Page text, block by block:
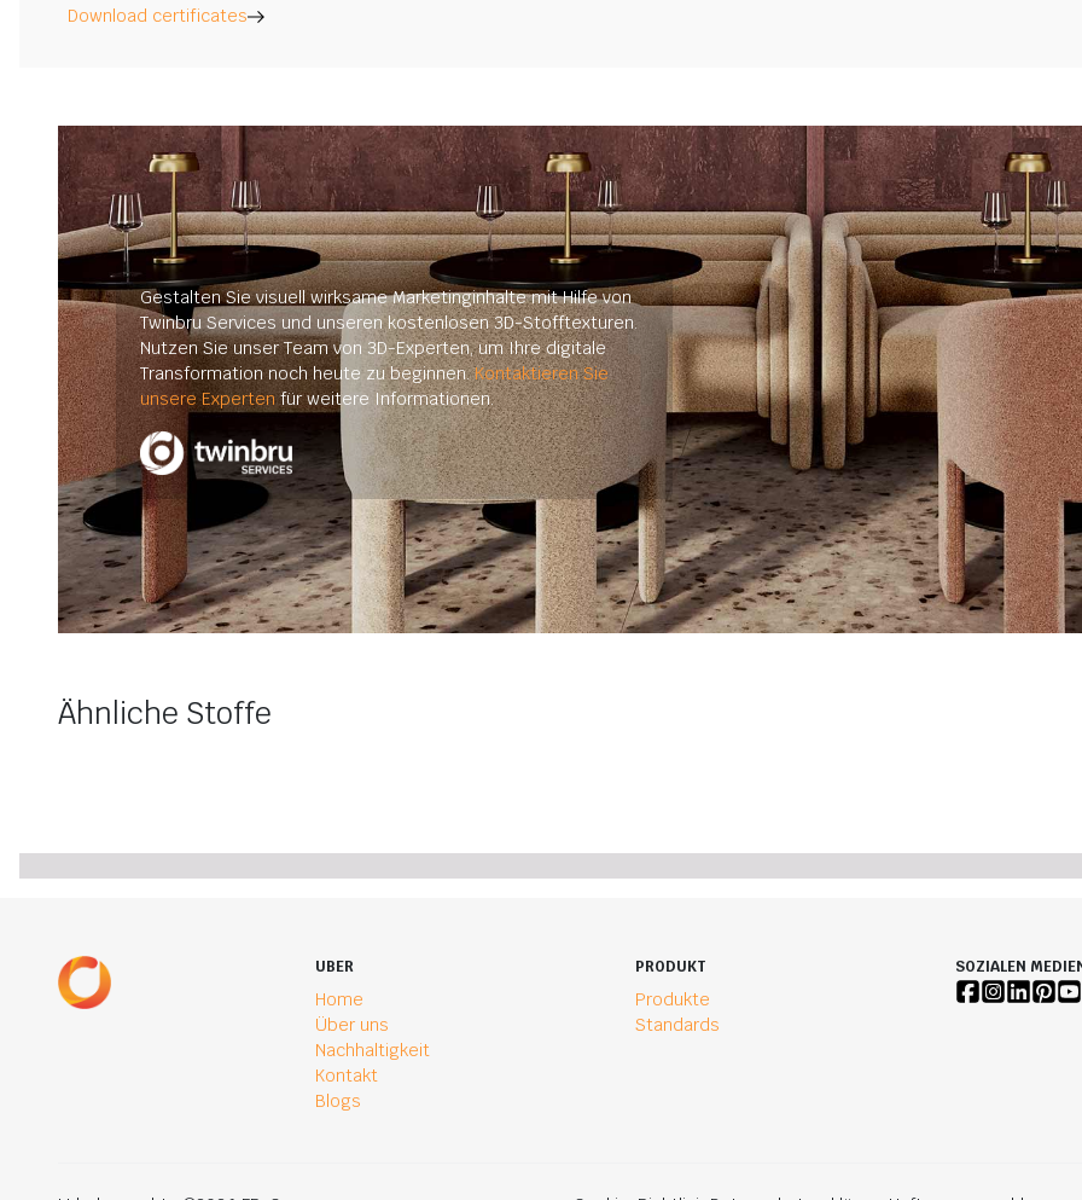
Download certificates
Gestalten Sie visuell wirksame Marketinginhalte mit Hilfe von
Twinbru Services und unseren kostenlosen 3D-Stofftexturen.
Nutzen Sie unser Team von 3D-Experten, um Ihre digitale
Transformation noch heute zu beginnen.Kontaktieren Sie
unsere Expertenfür weitere Informationen.
Ähnliche Stoffe
UBER
Home
Über uns
Nachhaltigkeit
Kontakt
Blogs
PRODUKT
Produkte
Standards
SOZIALEN